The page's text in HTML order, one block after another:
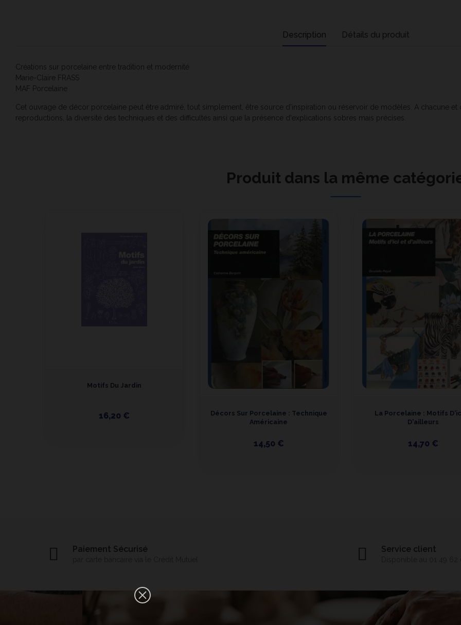
Description Détails du produit
Créations sur porcelaine entre tradition et modernité
Marie-Claire FRASS
MAF Porcelaine
Cet ouvrage de décor porcelaine peut être admiré, tout simplement, être source d'inspiration ou réservoir de modèles. A chacune et
reproductions, la diversité des techniques et des difficultés ainsi que la présence d'explications sobres mais précises.
Produit dans la même
Motifs Du Jardin
16,20 €
Décors Sur Porcelaine : Technique
Américaine
14,50 €
La Porcelaine : Motifs
D'ailleurs
14,70 €
Paiement Sécurisé Service client